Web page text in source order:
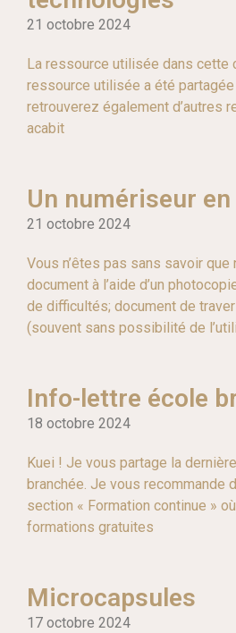
21 octobre 2024
La ressource utilisée dans cette
ressource utilisée a été
retrouverez également d’autres
acabit
Un numériseur en
21 octobre 2024
Vous n’êtes pas sans savoir que
document à l’aide d’un
de difficultés; document de
(souvent sans possibilité de
Info-lettre école
18 octobre 2024
Kuei ! Je vous partage la
branchée. Je vous recommande
section « Formation continue »
formations gratuites
Microcapsules
17 octobre 2024